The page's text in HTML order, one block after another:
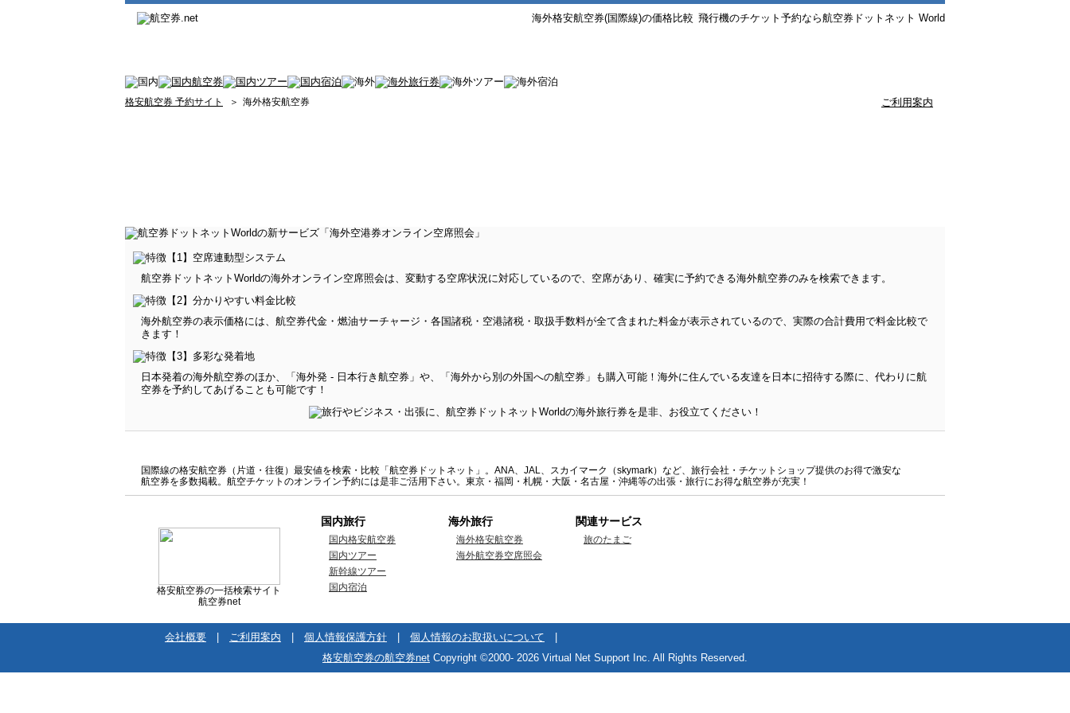
海外格安航空券(国際線)の価格比較 飛行機のチケット予約なら航空券ドットネット World
格安航空券 予約サイト ＞ 海外格安航空券 ご利用案内
航空券ドットネットWorldの海外オンライン空席照会は、変動する空席状況に対応しているので、空席があり、確実に予約できる海外航空券のみを検索できます。
海外航空券の表示価格には、航空券代金・燃油サーチャージ・各国諸税・空港諸税・取扱手数料が全て含まれた料金が表示されているので、実際の合計費用で料金比較で
きます！
日本発着の海外航空券のほか、「海外発 - 日本行き航空券」や、「海外から別の外国への航空券」も購入可能！海外に住んでいる友達を日本に招待する際に、代わりに航
空券を予約してあげることも可能です！
国際線の格安航空券（片道・往復）最安値を検索・比較「航空券ドットネット」。ANA、JAL、スカイマーク（skymark）など、旅行会社・チケットショップ提供のお得で激安な
航空券を多数掲載。航空チケットのオンライン予約には是非ご活用下さい。東京・福岡・札幌・大阪・名古屋・沖縄等の出張・旅行にお得な航空券が充実！
格安航空券の一括検索サイト
航空券net
国内旅行
国内格安航空券
国内ツアー
新幹線ツアー
国内宿泊
海外旅行
海外格安航空券
海外航空券空席照会
関連サービス
旅のたまご
会社概要 ご利用案内 個人情報保護方針 個人情報のお取扱いについて
格安航空券の航空券net Copyright ©2000- 2026 Virtual Net Support Inc. All Rights Reserved.